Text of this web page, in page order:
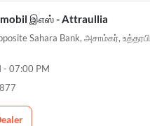
vill &
nh-
இஎஸ் - Attraullia
Sahara Bank, அசாம்கர்,
- 07:00 PM